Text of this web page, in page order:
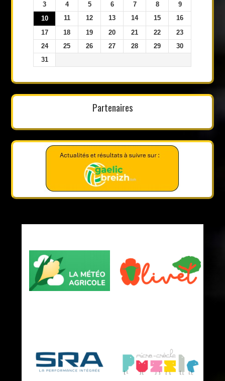
3
4 5 6 7 8
9
10
11 12 13 14 15
16
17
18 19 20 21 22
23
24
25 26 27 28 29
30
31
Partenaires